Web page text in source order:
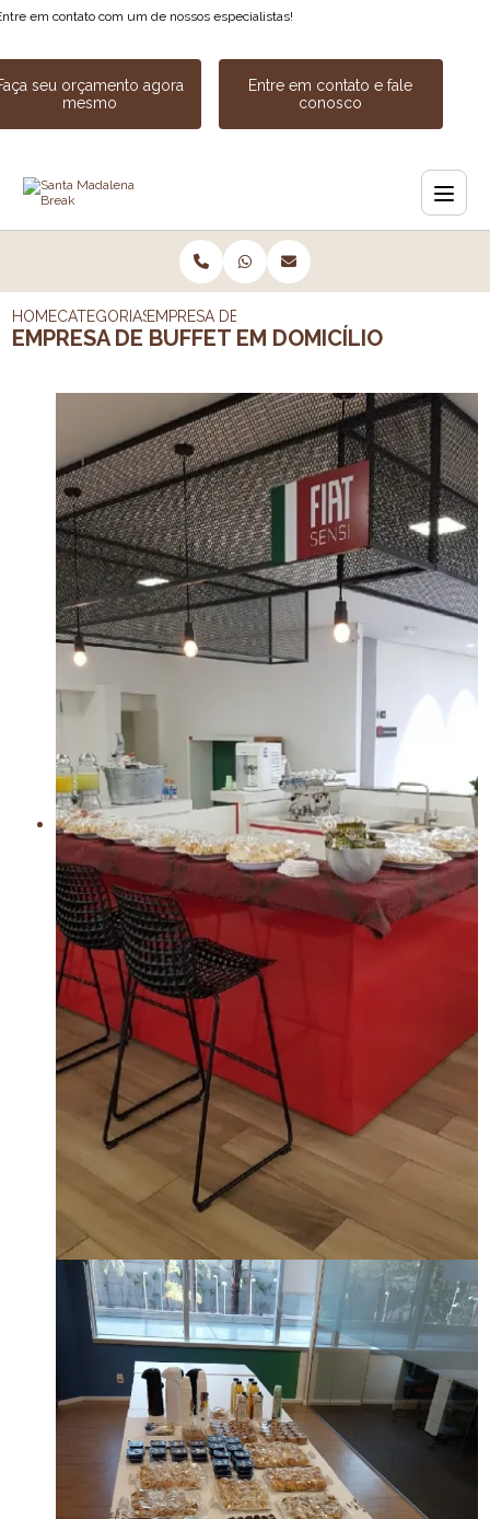
em contato com um de nossos especialistas!
seu orçamento agora
mesmo
Entre em contato e fale
conosco
HOMECATEGORIASEMPRESA DE BUFFET EM DOMICILIO
EMPRESA DE BUFFET EM DOMICÍLIO